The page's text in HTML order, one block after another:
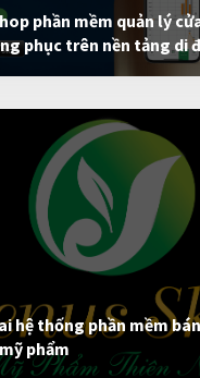
phần mềm quản lý
phục trên nền tảng di
hệ thống phần mềm
phẩm